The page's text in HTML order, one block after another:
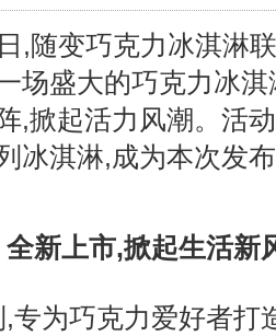
,随变巧克力冰淇淋
场盛大的巧克力冰
,掀起活力风潮。活
冰淇淋,成为本次发
全新上市,掀起生活新
,专为巧克力爱好者